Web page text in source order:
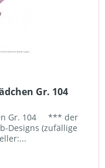
Gr. 104
Gr. 104 *** der
Designs (zufällige